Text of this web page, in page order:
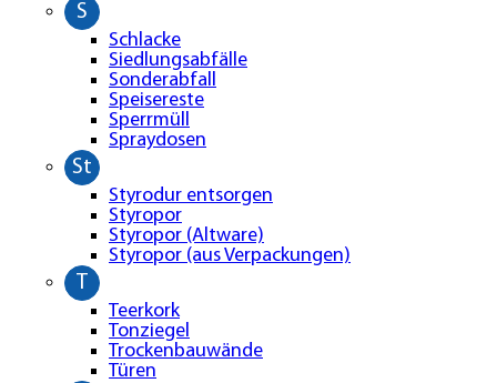
S
Schlacke
Siedlungsabfälle
Sonderabfall
Speisereste
Sperrmüll
Spraydosen
St
Styrodur entsorgen
Styropor
Styropor (Altware)
Styropor (aus Verpackungen)
T
Teerkork
Tonziegel
Trockenbauwände
Türen